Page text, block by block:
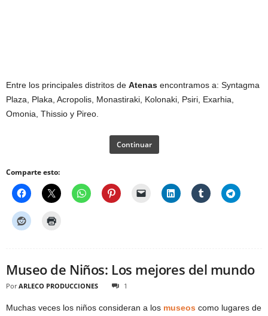
Entre los principales distritos de Atenas encontramos a: Syntagma
Plaza, Plaka, Acropolis, Monastiraki, Kolonaki, Psiri, Exarhia,
Omonia, Thissio y Pireo.
Continuar
Comparte esto:
Museo de Niños: Los mejores del mundo
Por ARLECO PRODUCCIONES 1
Muchas veces los niños consideran a los museos como lugares de